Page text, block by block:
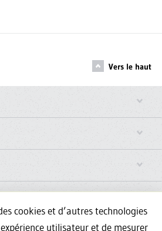
Vers le haut
cookies et d’autres technologies
utilisateur et de mesurer